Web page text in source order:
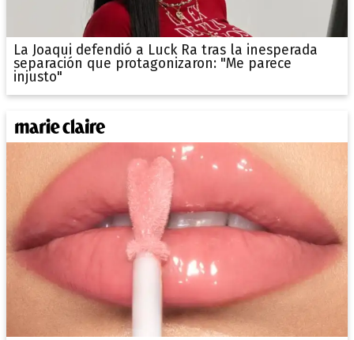
La Joaqui defendió a Luck Ra tras la inesperada
separación que protagonizaron: "Me parece
injusto"